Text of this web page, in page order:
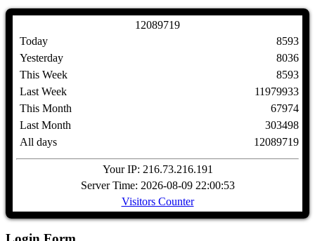
1 2089719
Today
Yesterday
This Week
Last Week
This Month
Last Month
All days
8593
8036
8593
11979933
67974
303498
12089719
Your IP: 216.73.216.191
Server Time: 2026-08-09 22:00:53
Visitors Counter